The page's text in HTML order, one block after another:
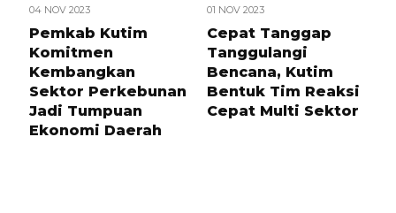
04 NOV 2023
Pemkab Kutim
Komitmen
Kembangkan
Sektor Perkebunan
Jadi Tumpuan
Ekonomi Daerah
01 NOV 2023
Cepat Tanggap
Tanggulangi
Bencana, Kutim
Bentuk Tim Reaksi
Cepat Multi Sektor